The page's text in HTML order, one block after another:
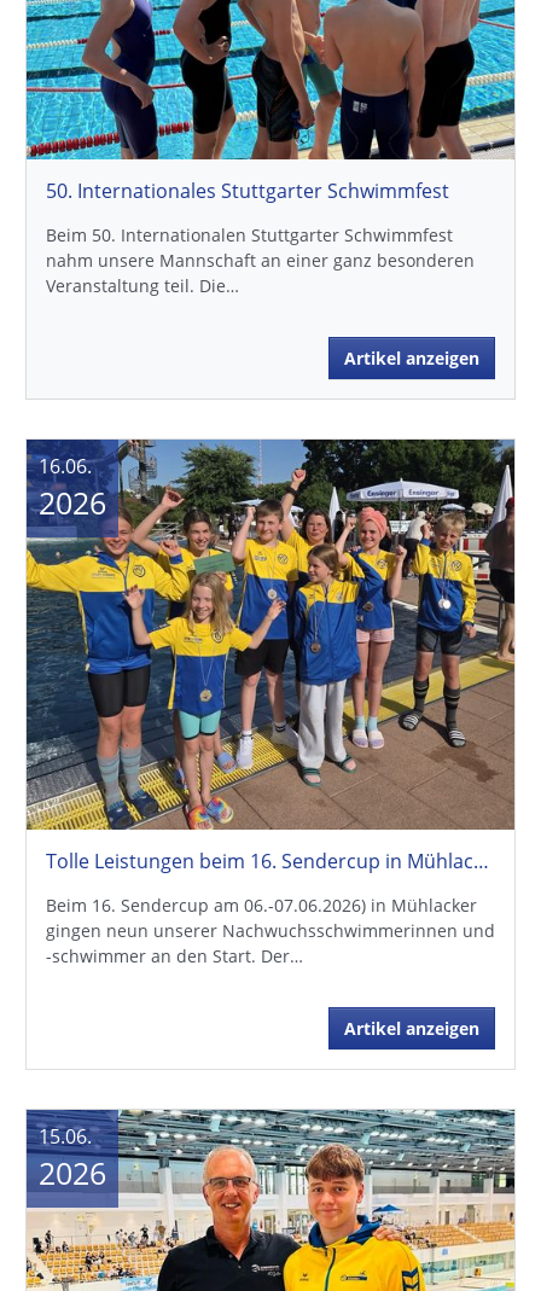
50. Internationales Stuttgarter Schwimmfest
Beim 50. Internationalen Stuttgarter Schwimmfest
nahm unsere Mannschaft an einer ganz besonderen
Veranstaltung teil. Die…
Artikel anzeigen
Tolle Leistungen beim 16. Sendercup in Mühlacker
Beim 16. Sendercup am 06.-07.06.2026) in Mühlacker
gingen neun unserer Nachwuchsschwimmerinnen und
-schwimmer an den Start. Der…
Artikel anzeigen
16.06.
2026
15.06.
2026